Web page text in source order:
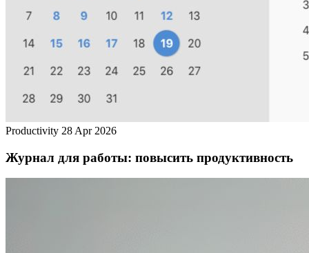
Productivity 28 Apr 2026
Журнал для работы: повысить продуктивность